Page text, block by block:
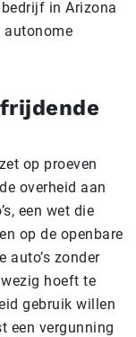
in Arizona
autonome
op proeven
overheid aan
een wet die
op de openbare
auto’s zonder
hoeft te
gebruik willen
een vergunning